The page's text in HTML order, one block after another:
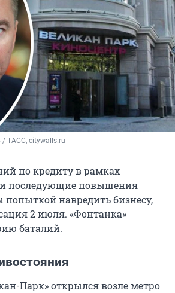
/ ТАСС, citywalls.ru
по кредиту в рамках
и последующие повышения
навредить бизнесу,
2 июля. «Фонтанка»
баталий.
Парк» открылся возле метро